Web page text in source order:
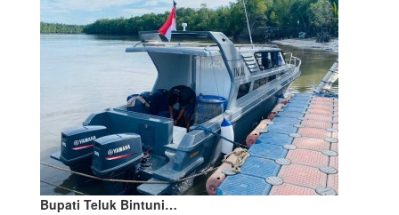
Bupati Teluk Bintuni…